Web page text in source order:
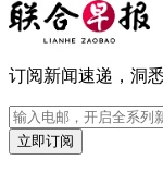
订阅新闻速递，洞
立即订阅